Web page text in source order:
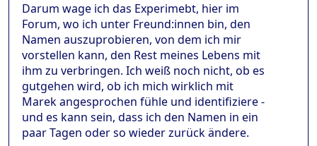
Darum wage ich das Experimebt, hier im
Forum, wo ich unter Freund:innen bin, den
Namen auszuprobieren, von dem ich mir
vorstellen kann, den Rest meines Lebens mit
ihm zu verbringen. Ich weiß noch nicht, ob es
gutgehen wird, ob ich mich wirklich mit
Marek angesprochen fühle und identifiziere -
und es kann sein, dass ich den Namen in ein
paar Tagen oder so wieder zurück ändere.